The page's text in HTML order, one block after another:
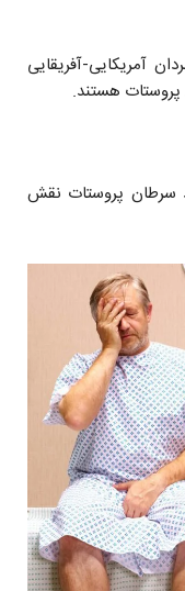
آمریکایی-آفریقایی
پروستات هستند.
سرطان پروستات نقش